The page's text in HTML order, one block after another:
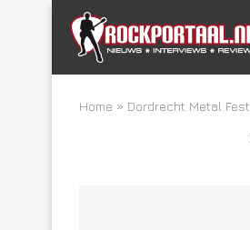
Home » Dordrecht Metal Fest